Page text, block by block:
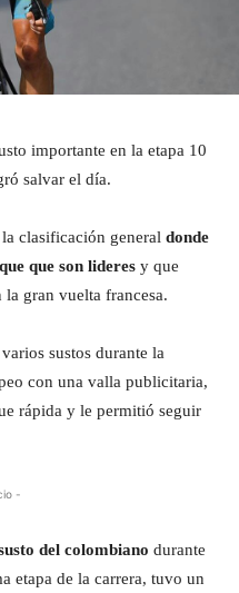
importante en la etapa 10
salvar el día.
clasificación general donde
que son lideres y que
la gran vuelta francesa.
sustos durante la
con una valla publicitaria,
rápida y le permitió seguir
-
del colombiano durante
etapa de la carrera, tuvo un